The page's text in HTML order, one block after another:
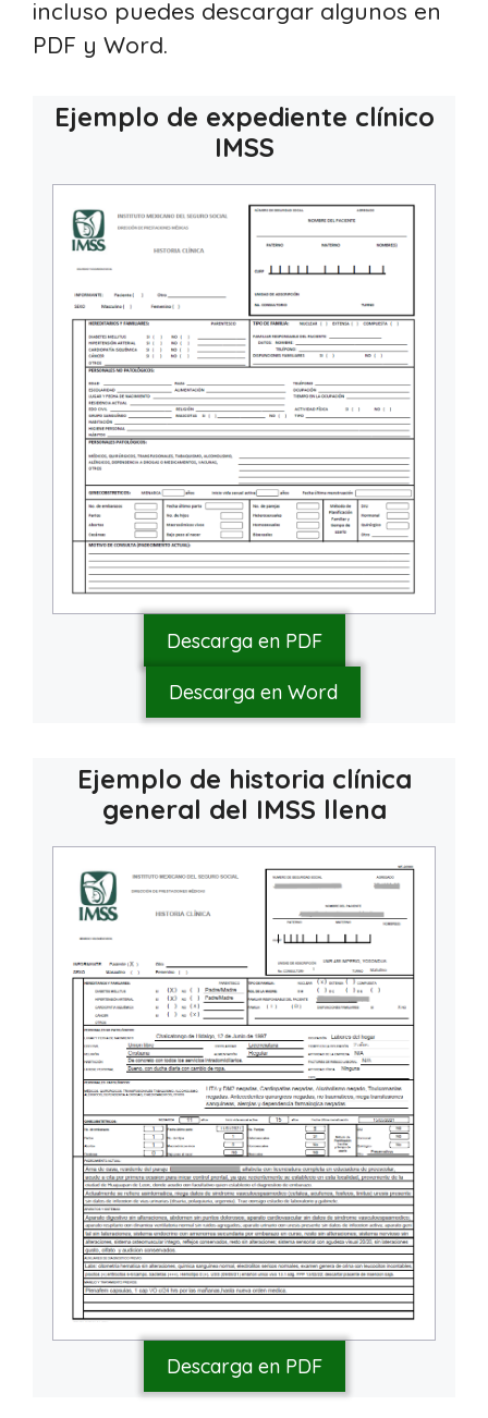
incluso puedes descargar algunos en
PDF y Word.
Ejemplo de expediente clínico
IMSS
Descarga en PDF
Descarga en Word
Ejemplo de historia clínica
general del IMSS llena
Descarga en PDF